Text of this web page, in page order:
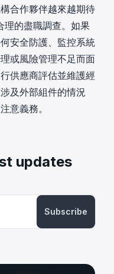
合作夥伴越來越期待
理的盡職調查。如果
安全防護、監控系統
或風險管理不足而面
供應商評估並維護經
及外部組件的情況
意義務。
updates
Subscribe